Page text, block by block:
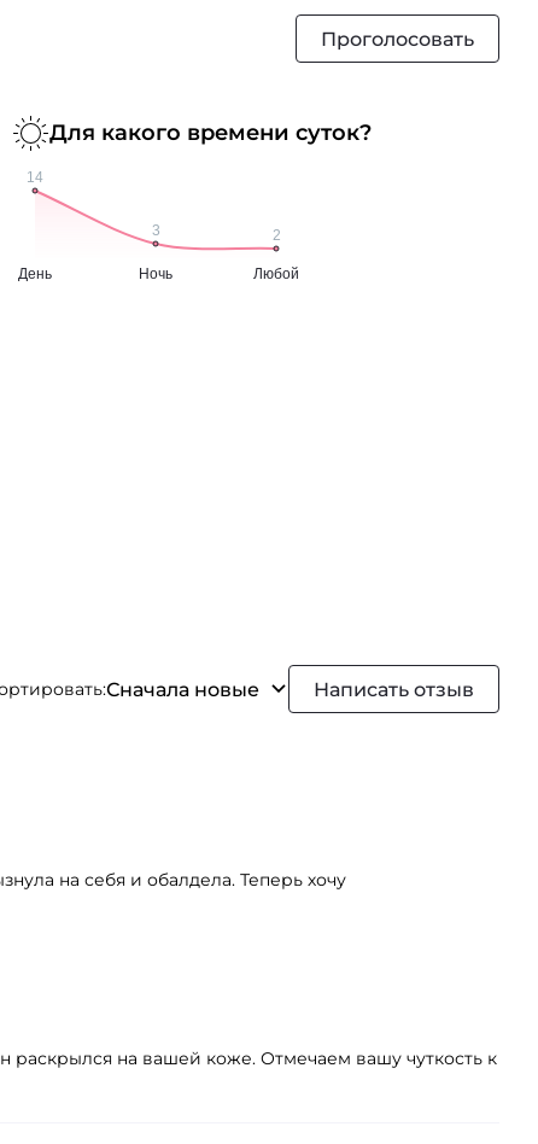
Проголосовать
Для какого времени суток?
Сначала новые Написать отзыв
на себя и обалдела. Теперь хочу
раскрылся на вашей коже. Отмечаем вашу чуткость к